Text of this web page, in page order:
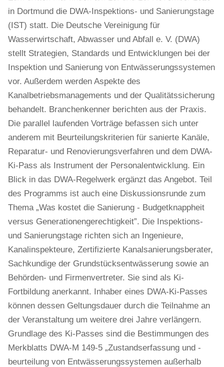
in Dortmund die DWA-Inspektions- und Sanierungstage
(IST) statt. Die Deutsche Vereinigung für
Wasserwirtschaft, Abwasser und Abfall e. V. (DWA)
stellt Strategien, Standards und Entwicklungen bei der
Inspektion und Sanierung von Entwässerungssystemen
vor. Außerdem werden Aspekte des
Kanalbetriebsmanagements und der Qualitätssicherung
behandelt. Branchenkenner berichten aus der Praxis.
Die parallel laufenden Vorträge befassen sich unter
anderem mit Beurteilungskriterien für sanierte Kanäle,
Reparatur- und Renovierungsverfahren und dem DWA-
Ki-Pass als Instrument der Personalentwicklung. Ein
Blick in das DWA-Regelwerk ergänzt das Angebot. Teil
des Programms ist auch eine Diskussionsrunde zum
Thema „Was kostet die Sanierung - Budgetknappheit
versus Generationengerechtigkeit”. Die Inspektions-
und Sanierungstage richten sich an Ingenieure,
Kanalinspekteure, Zertifizierte Kanalsanierungsberater,
Sachkundige der Grundstücksentwässerung sowie an
Behörden- und Firmenvertreter. Sie sind als Ki-
Fortbildung anerkannt. Inhaber eines DWA-Ki-Passes
können dessen Geltungsdauer durch die Teilnahme an
der Veranstaltung um weitere drei Jahre verlängern.
Grundlage des Ki-Passes sind die Bestimmungen des
Merkblatts DWA-M 149-5 „Zustandserfassung und -
beurteilung von Entwässerungssystemen außerhalb